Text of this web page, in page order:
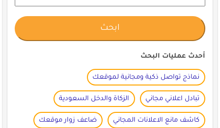
أحدث عمليات البحث
نماذج تواصل ذكية ومجانية لموقعك
تبادل اعلاني مجاني الزكاة والدخل السعودية
كاشف مانع الاعلانات المجاني ضاعف زوار موقعك